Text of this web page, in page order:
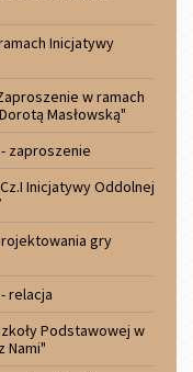
Inicjatywy
w ramach
Masłowską"
zaproszenie
Inicjatywy Oddolnej
gry
relacja
Podstawowej w
Nami"